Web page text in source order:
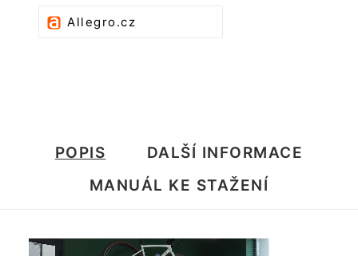
Allegro.cz
POPIS
DALŠÍ INFORMACE
MANUÁL KE STAŽENÍ